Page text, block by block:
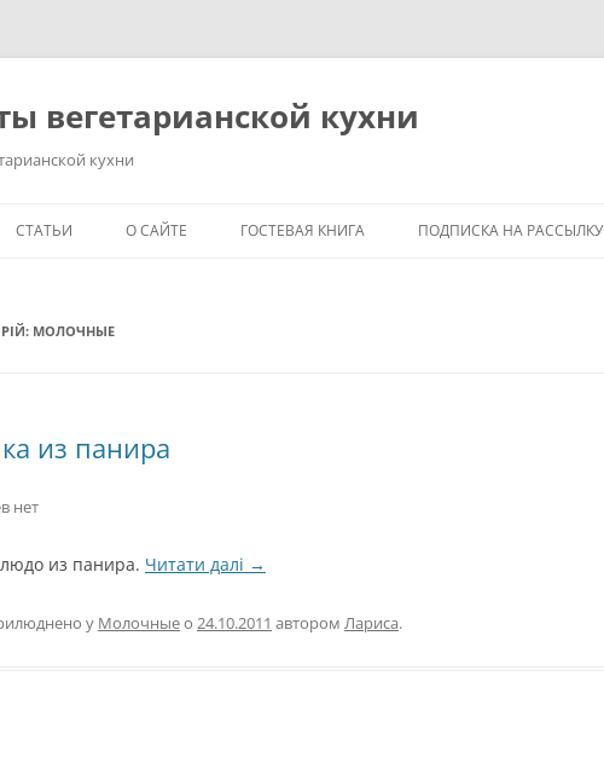
вегетарианской кухни
кухни
СТАТЬИ
РЕКОМЕНДАЦИИ.
ПРАВИЛЬНОЕ ПИТАНИЕ: ШЕСТЬ
О САЙТЕ ГОСТЕВАЯ КНИГА ПОДПИСКА НА РАССЫЛКУ
МОЛОЧНЫЕ
из панира
нет
из панира. Читати далі →
у Молочныео 24.10.2011 автором Лариса.